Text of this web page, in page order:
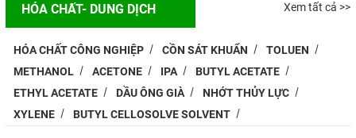
HÓA CHẤT- DUNG DỊCH
HÓA CHẤT CÔNG NGHIỆP CỒN SÁT KHUẨN
TOLUEN
METHANOL
ACETONE IPA
BUTYL ACETATE
ETHYL ACETATE
DẦU ÔNG GIÀ
NHỚT THỦY LỰC
XYLENE
BUTYL CELLOSOLVE SOLVENT
Xem tất cả >>